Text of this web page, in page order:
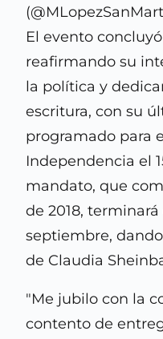
El evento
reafirmando su
la política y
escritura, con su
programado para
Independencia el
mandato, que
de 2018,
septiembre,
de Claudia
"Me jubilo con la
contento de